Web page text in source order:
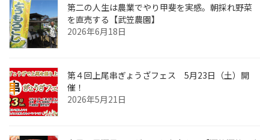
第二の人生は農業でやり甲斐を実感。朝採れ野菜
を直売する【武笠農園】
2026年6月18日
第４回上尾串ぎょうざフェス 5月23日（土）開
催！
2026年5月21日